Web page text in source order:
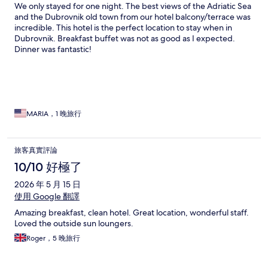
We only stayed for one night. The best views of the Adriatic Sea
and the Dubrovnik old town from our hotel balcony/terrace was
incredible. This hotel is the perfect location to stay when in
Dubrovnik. Breakfast buffet was not as good as I expected.
Dinner was fantastic!
MARIA，1 晚旅行
旅客真實評論
10/10 好極了
2026 年 5 月 15 日
使用 Google 翻譯
Amazing breakfast, clean hotel. Great location, wonderful staff.
Loved the outside sun loungers.
Roger，5 晚旅行